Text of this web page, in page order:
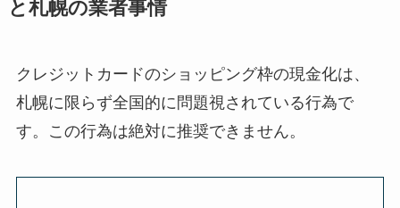
と札幌の業者事情
クレジットカードのショッピング枠の現金化は、
札幌に限らず全国的に問題視されている行為で
す。この行為は絶対に推奨できません。